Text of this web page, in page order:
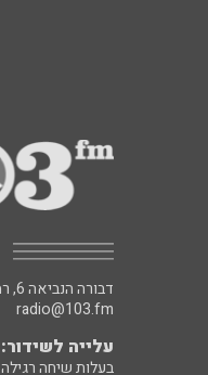
דבורה הנביאה 6, רמת השרון
radio@103.fm
עלייה לשידור: 0552-103-103
בעלות שיחה רגילה